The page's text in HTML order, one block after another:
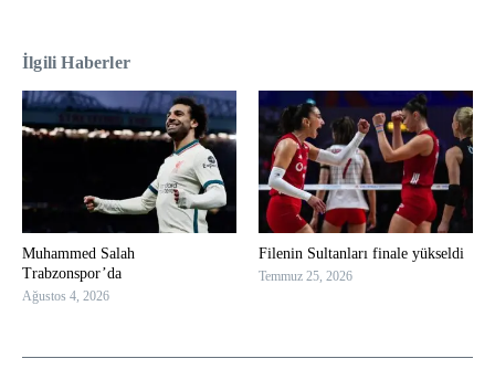
İlgili Haberler
Muhammed Salah
Trabzonspor’da
Ağustos 4, 2026
Filenin Sultanları finale yükseldi
Temmuz 25, 2026